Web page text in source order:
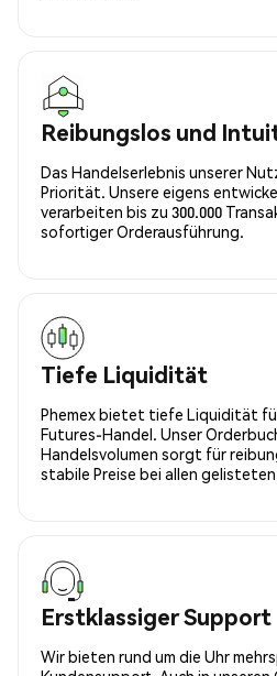
Reibungslos und
Das Handelserlebnis unserer
Priorität. Unsere eigens
verarbeiten bis zu 300.000
sofortiger Orderausführung.
Tiefe Liquidität
Phemex bietet tiefe Liquidität
Futures-Handel. Unser
Handelsvolumen sorgt für
stabile Preise bei allen
Erstklassiger Support
Wir bieten rund um die Uhr